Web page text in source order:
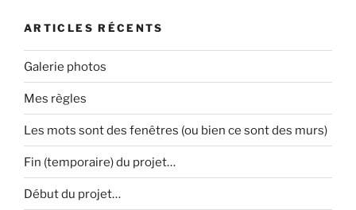
ARTICLES RÉCENTS
Galerie photos
Mes règles
Les mots sont des fenêtres (ou bien ce sont des murs)
Fin (temporaire) du projet…
Début du projet…